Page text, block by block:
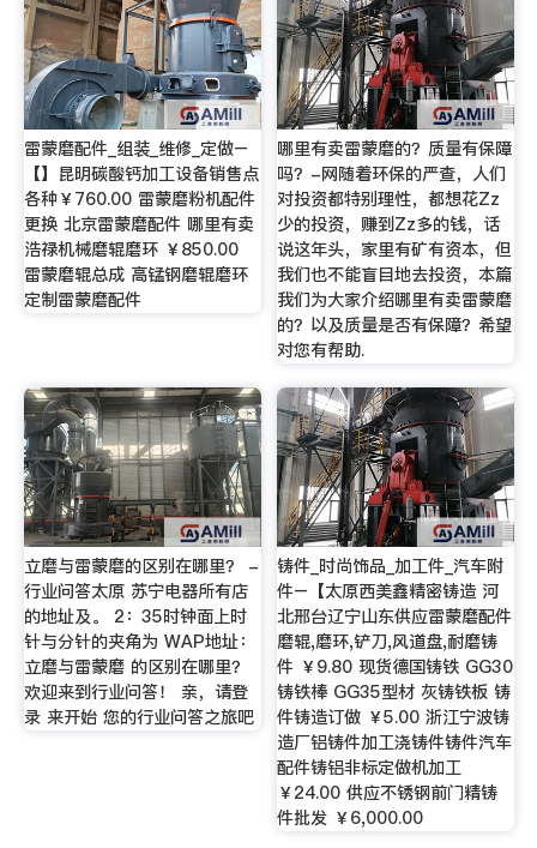
雷蒙磨配件_组装_维修_定做–
【】昆明碳酸钙加工设备销售点
各种￥760.00 雷蒙磨粉机配件
更换 北京雷蒙磨配件 哪里有卖
浩禄机械磨辊磨环 ￥850.00
雷蒙磨辊总成 高锰钢磨辊磨环
定制雷蒙磨配件
哪里有卖雷蒙磨的？质量有保障
吗？-网随着环保的严查，人们
对投资都特别理性，都想花Zz
少的投资，赚到Zz多的钱，话
说这年头，家里有矿有资本，但
我们也不能盲目地去投资，本篇
我们为大家介绍哪里有卖雷蒙磨
的？以及质量是否有保障？希望
对您有帮助.
立磨与雷蒙磨的区别在哪里？ -
行业问答太原 苏宁电器所有店
的地址及。 2：35时钟面上时
针与分针的夹角为 WAP地址：
立磨与雷蒙磨 的区别在哪里？
欢迎来到行业问答！ 亲，请登
录 来开始 您的行业问答之旅吧
铸件_时尚饰品_加工件_汽车附
件–【太原西美鑫精密铸造 河
北邢台辽宁山东供应雷蒙磨配件
磨辊,磨环,铲刀,风道盘,耐磨铸
件 ￥9.80 现货德国铸铁 GG30
铸铁棒 GG35型材 灰铸铁板 铸
件铸造订做 ￥5.00 浙江宁波铸
造厂铝铸件加工浇铸件铸件汽车
配件铸铝非标定做机加工
￥24.00 供应不锈钢前门精铸
件批发 ￥6,000.00